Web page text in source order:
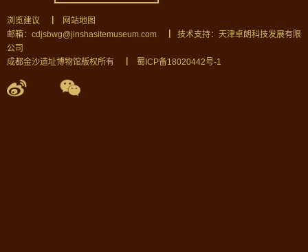
浏览建议
网站地图
邮箱：cdjsbwg@jinshasitemuseum.com
技术支持：天津卓朗科技发展有限
公司
成都金沙遗址博物馆版权所有
蜀ICP备18020442号-1